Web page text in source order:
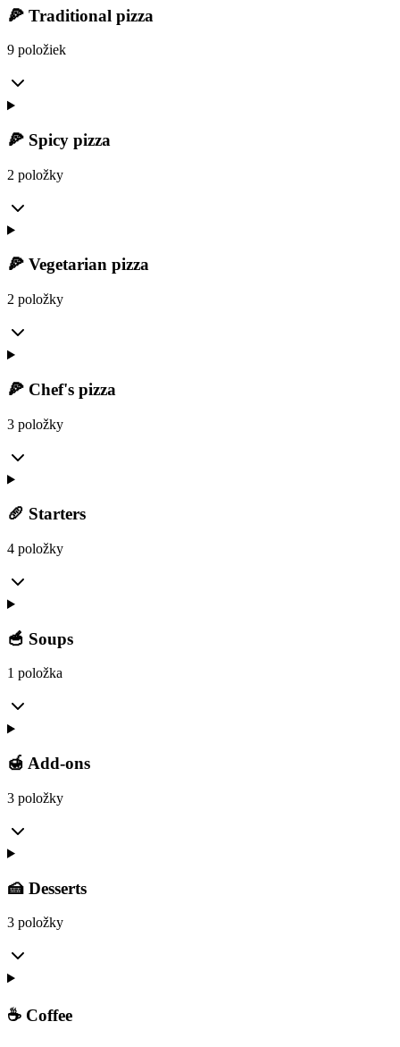
🍕 Traditional pizza
9 položiek
🍕 Spicy pizza
2 položky
🍕 Vegetarian pizza
2 položky
🍕 Chef's pizza
3 položky
🥖 Starters
4 položky
🥣 Soups
1 položka
🍯 Add-ons
3 položky
🍰 Desserts
3 položky
☕ Coffee